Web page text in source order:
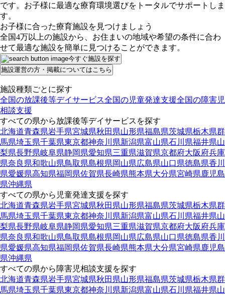
です。お子様に最適な療育環境選びをトータルでサポートしま
す。
お子様に合った療育施設を見つけましょう
全国4万以上の施設から、お住まいの地域や希望の条件に合わ
せて最適な施設を簡単に見つけることができます。
今すぐ施設を探す
施設運営の方・掲載についてはこちら
施設種類ごとに探す
全国の放課後等デイサービス全国の児童発達支援全国の障害児
相談支援
すべての県から放課後等デイサービスを探す
北海道青森県岩手県宮城県秋田県山形県福島県茨城県栃木県群
馬県埼玉県千葉県東京都神奈川県新潟県富山県石川県福井県山
梨県長野県岐阜県静岡県愛知県三重県滋賀県京都府大阪府兵庫
県奈良県和歌山県鳥取県島根県岡山県広島県山口県徳島県香川
県愛媛県高知県福岡県佐賀県長崎県熊本県大分県宮崎県鹿児島
県沖縄県
すべての県から児童発達支援を探す
北海道青森県岩手県宮城県秋田県山形県福島県茨城県栃木県群
馬県埼玉県千葉県東京都神奈川県新潟県富山県石川県福井県山
梨県長野県岐阜県静岡県愛知県三重県滋賀県京都府大阪府兵庫
県奈良県和歌山県鳥取県島根県岡山県広島県山口県徳島県香川
県愛媛県高知県福岡県佐賀県長崎県熊本県大分県宮崎県鹿児島
県沖縄県
すべての県から障害児相談支援を探す
北海道青森県岩手県宮城県秋田県山形県福島県茨城県栃木県群
馬県埼玉県千葉県東京都神奈川県新潟県富山県石川県福井県山